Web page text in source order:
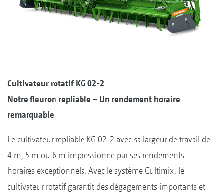
Cultivateur rotatif KG 02-2
Notre fleuron repliable – Un rendement horaire
remarquable
Le cultivateur repliable KG 02-2 avec sa largeur de travail de
4 m, 5 m ou 6 m impressionne par ses rendements
horaires exceptionnels. Avec le système Cultimix, le
cultivateur rotatif garantit des dégagements importants et